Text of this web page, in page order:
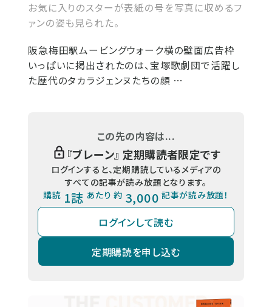
お気に入りのスターが表紙の号を写真に収めるフ
ァンの姿も見られた。
阪急梅田駅ムービングウォーク横の壁面広告枠
いっぱいに掲出されたのは、宝塚歌劇団で活躍し
た歴代のタカラジェンヌたちの顔 …
この先の内容は...
『ブレーン』 定期購読者限定です
ログインすると、定期購読しているメディアの
すべての記事が読み放題となります。
購読 1誌 あたり 約 3,000 記事が読み放題！
ログインして読む
定期購読を申し込む